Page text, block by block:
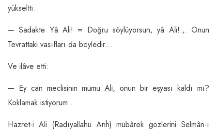
yükseltti:
— Sadakte Yâ Ali! = Doğru söylüyorsun, yâ Ali!.,. Onun
Tevrattaki vasıfları da böyledir…
Ve ilâve etti:
— Ey can meclisinin mumu Ali, onun bir eşyası kaldı mı?
Koklamak istiyorum…
Hazret-i Ali (Radıyallahü Anh) mübârek gözlerini Selmân-ı